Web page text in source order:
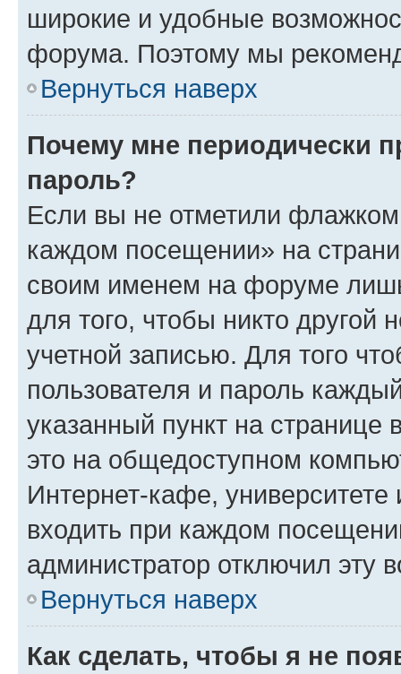
широкие и удобные
форума. Поэтому мы
Вернуться наверх
Почему мне периодически
пароль?
Если вы не отметили флажком
каждом посещении» на
своим именем на форуме
для того, чтобы никто другой
учетной записью. Для того
пользователя и пароль
указанный пункт на
это на общедоступном
Интернет-кафе, университете
входить при каждом
администратор отключил эту
Вернуться наверх
Как сделать, чтобы я не